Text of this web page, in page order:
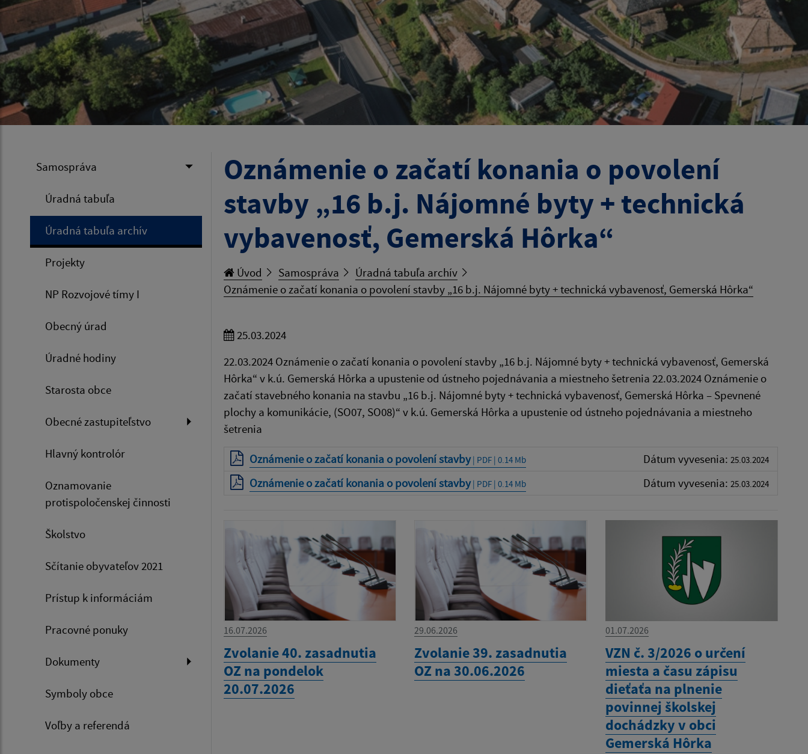
Samospráva
Úradná tabuľa
Úradná tabuľa archív
Projekty
NP Rozvojové tímy I
Obecný úrad
Úradné hodiny
Starosta obce
Obecné zastupiteľstvo
Hlavný kontrolór
Oznamovanie
protispoločenskej činnosti
Školstvo
Sčítanie obyvateľov 2021
Prístup k informáciám
Pracovné ponuky
Dokumenty
Symboly obce
Voľby a referendá
Oznámenie o začatí konania o povolení
stavby „16 b.j. Nájomné byty + technická
vybavenosť, Gemerská Hôrka“
Úvod Samospráva
Úradná tabuľa archív
Oznámenie o začatí konania o povolení stavby „16 b.j. Nájomné byty + technická vybavenosť, Gemerská Hôrka“
25.03.2024
22.03.2024 Oznámenie o začatí konania o povolení stavby „16 b.j. Nájomné byty + technická vybavenosť, Gemerská
Hôrka“ v k.ú. Gemerská Hôrka a upustenie od ústneho pojednávania a miestneho šetrenia 22.03.2024 Oznámenie o
začatí stavebného konania na stavbu „16 b.j. Nájomné byty + technická vybavenosť, Gemerská Hôrka – Spevnené
plochy a komunikácie, (SO07, SO08)“ v k.ú. Gemerská Hôrka a upustenie od ústneho pojednávania a miestneho
šetrenia
Oznámenie o začatí konania o povolení stavby| PDF | 0.14 Mb Dátum vyvesenia: 25.03.2024
Oznámenie o začatí konania o povolení stavby| PDF | 0.14 Mb Dátum vyvesenia: 25.03.2024
16.07.2026
Zvolanie 40. zasadnutia
OZ na pondelok
20.07.2026
29.06.2026
Zvolanie 39. zasadnutia
OZ na 30.06.2026
01.07.2026
VZN č. 3/2026 o určení
miesta a času zápisu
dieťaťa na plnenie
povinnej školskej
dochádzky v obci
Gemerská Hôrka